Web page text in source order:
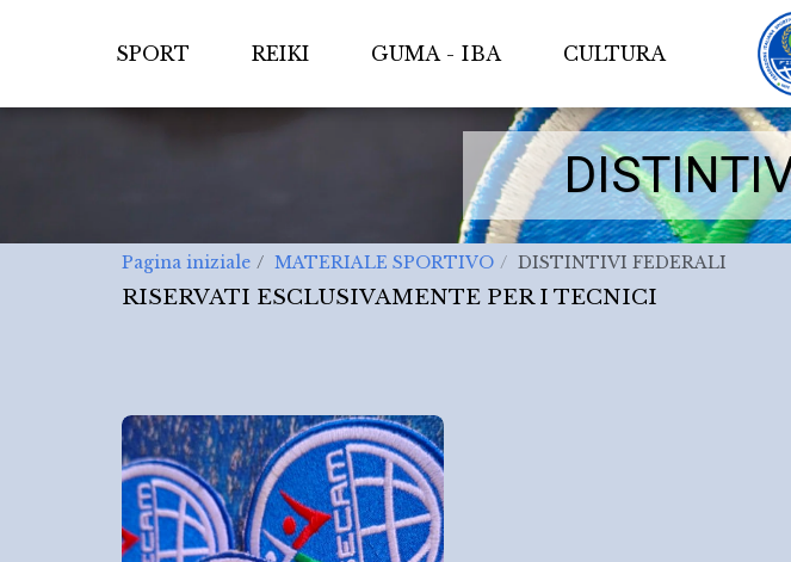
SPORT REIKI GUMA - IBA CULTURA
Pagina iniziale MATERIALE SPORTIVO DISTINTIVI FEDERALI
RISERVATI ESCLUSIVAMENTE PER I TECNICI